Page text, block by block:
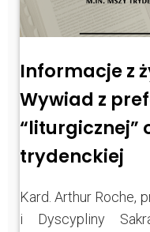
Informacje z
Wywiad z
“liturgicznej”
trydenckiej
Kard. Arthur Roche,
i Dyscypliny